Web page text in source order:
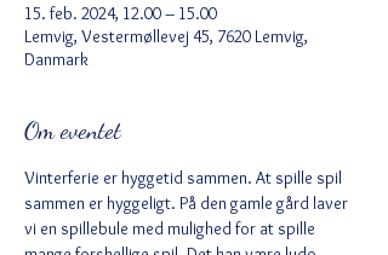
15. feb. 2024, 12.00 – 15.00
Lemvig, Vestermøllevej 45, 7620 Lemvig,
Danmark
Om eventet
Vinterferie er hyggetid sammen. At spille spil
sammen er hyggeligt. På den gamle gård laver
vi en spillebule med mulighed for at spille